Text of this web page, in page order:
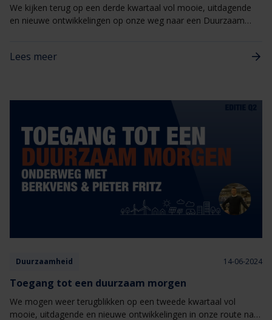
We kijken terug op een derde kwartaal vol mooie, uitdagende
en nieuwe ontwikkelingen op onze weg naar een Duurzaam
Lees meer
Duurzaamheid 14-06-2024
Toegang tot een duurzaam morgen
We mogen weer terugblikken op een tweede kwartaal vol
mooie, uitdagende en nieuwe ontwikkelingen in onze route naar